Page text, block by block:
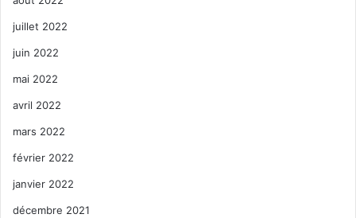
juillet 2022
juin 2022
mai 2022
avril 2022
mars 2022
février 2022
janvier 2022
décembre 2021